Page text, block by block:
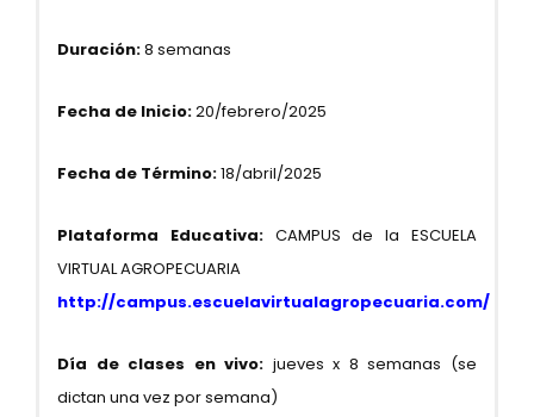
Duración:8 semanas
Fecha de Inicio:20/febrero/2025
Fecha de Término:18/abril/2025
Plataforma Educativa:CAMPUS de la ESCUELA
VIRTUAL AGROPECUARIA
http://campus.escuelavirtualagropecuaria.com/
Día de clases en vivo: jueves x 8 semanas (se
dictan una vez por semana)